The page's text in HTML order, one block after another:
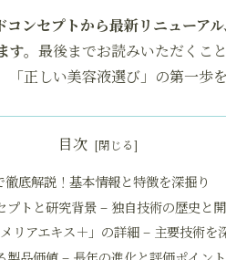
ンセプトから最新リニューア
。 最後までお読みいただくこ
正しい美容液選び」の第一歩
目次
底解説！基本情報と特徴を深掘り
プトと研究背景 – 独自技術の歴史と
リアエキス＋」の詳細 – 主要技術を